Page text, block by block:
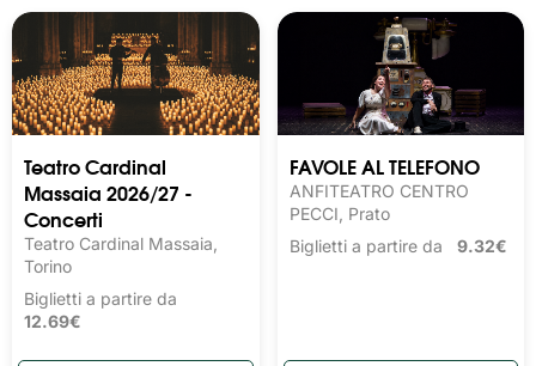
Teatro Cardinal
Massaia 2026/27 -
Concerti
Teatro Cardinal Massaia,
Torino
Biglietti a partire da
12.69€
FAVOLE AL TELEFONO
ANFITEATRO CENTRO
PECCI, Prato
Biglietti a partire da 9.32€